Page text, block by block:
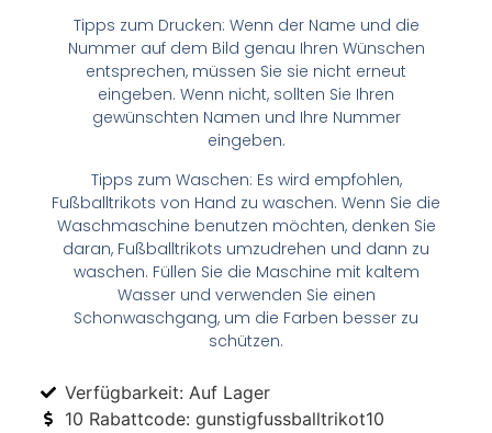
Tipps zum Drucken: Wenn der Name und die
Nummer auf dem Bild genau Ihren Wünschen
entsprechen, müssen Sie sie nicht erneut
eingeben. Wenn nicht, sollten Sie Ihren
gewünschten Namen und Ihre Nummer
eingeben.
Tipps zum Waschen: Es wird empfohlen,
Fußballtrikots von Hand zu waschen. Wenn Sie die
Waschmaschine benutzen möchten, denken Sie
daran, Fußballtrikots umzudrehen und dann zu
waschen. Füllen Sie die Maschine mit kaltem
Wasser und verwenden Sie einen
Schonwaschgang, um die Farben besser zu
schützen.
Verfügbarkeit: Auf Lager
10 Rabattcode: gunstigfussballtrikot10